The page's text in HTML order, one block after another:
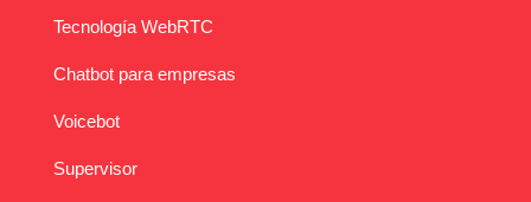
Tecnología WebRTC
Chatbot para empresas
Voicebot
Supervisor